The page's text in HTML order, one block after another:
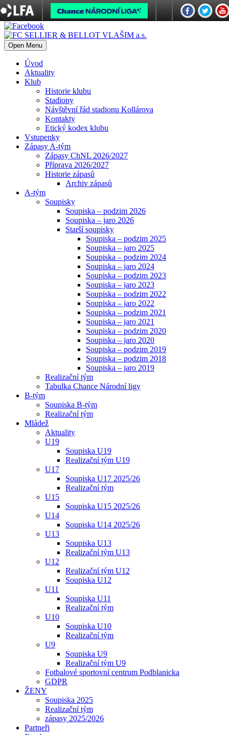
Open Menu
Úvod
Aktuality
Klub
Historie klubu
Stadiony
Návštěvní řád stadionu Kollárova
Kontakty
Etický kodex klubu
Vstupenky
Zápasy A-tým
Zápasy ChNL 2026/2027
Příprava 2026/2027
Historie zápasů
Archiv zápasů
A-tým
Soupisky
Soupiska – podzim 2026
Soupiska – jaro 2026
Starší soupisky
Soupiska – podzim 2025
Soupiska – jaro 2025
Soupiska – podzim 2024
Soupiska – jaro 2024
Soupiska – podzim 2023
Soupiska – jaro 2023
Soupiska – podzim 2022
Soupiska – jaro 2022
Soupiska – podzim 2021
Soupiska – jaro 2021
Soupiska – podzim 2020
Soupiska – jaro 2020
Soupiska – podzim 2019
Soupiska – podzim 2018
Soupiska – jaro 2019
Realizační tým
Tabulka Chance Národní ligy
B-tým
Soupiska B-tým
Realizační tým
Mládež
Aktuality
U19
Soupiska U19
Realizační tým U19
U17
Soupiska U17 2025/26
Realizační tým
U15
Soupiska U15 2025/26
U14
Soupiska U14 2025/26
U13
Soupiska U13
Realizační tým U13
U12
Realizační tým U12
Soupiska U12
U11
Soupiska U11
Realizační tým
U10
Soupiska U10
Realizační tým
U9
Soupiska U9
Realizační tým U9
Fotbalové sportovní centrum Podblanicka
GDPR
ŽENY
Soupiska 2025
Realizační tým
zápasy 2025/2026
Partneři